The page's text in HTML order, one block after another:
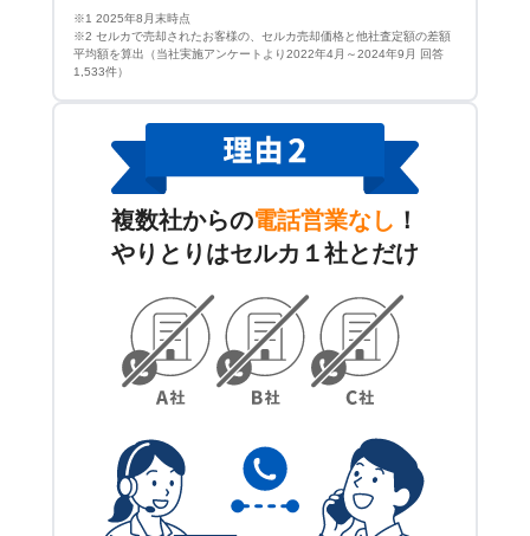
※1 2025年8月末時点
※2 セルカで売却されたお客様の、セルカ売却価格と他社査定額の差額
平均額を算出（当社実施アンケートより2022年4月～2024年9月 回答
1,533件）
複数社からの電話営業なし ！
やりとりはセルカ１社とだけ